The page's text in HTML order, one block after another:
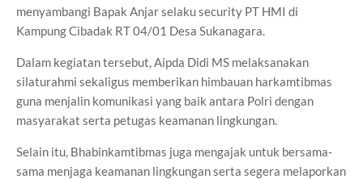
menyambangi Bapak Anjar selaku security PT HMI di
Kampung Cibadak RT 04/01 Desa Sukanagara.
Dalam kegiatan tersebut, Aipda Didi MS melaksanakan
silaturahmi sekaligus memberikan himbauan harkamtibmas
guna menjalin komunikasi yang baik antara Polri dengan
masyarakat serta petugas keamanan lingkungan.
Selain itu, Bhabinkamtibmas juga mengajak untuk bersama-
sama menjaga keamanan lingkungan serta segera melaporkan